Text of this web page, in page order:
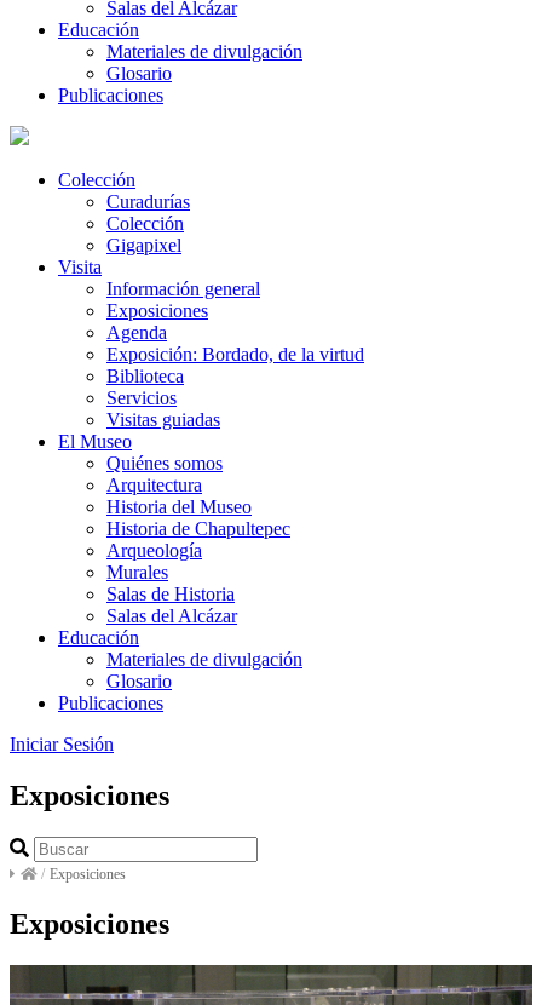
Salas del Alcázar
Educación
Materiales de divulgación
Glosario
Publicaciones
Colección
Curadurías
Colección
Gigapixel
Visita
Información general
Exposiciones
Agenda
Exposición: Bordado, de la virtud
Biblioteca
Servicios
Visitas guiadas
El Museo
Quiénes somos
Arquitectura
Historia del Museo
Historia de Chapultepec
Arqueología
Murales
Salas de Historia
Salas del Alcázar
Educación
Materiales de divulgación
Glosario
Publicaciones
Iniciar Sesión
Exposiciones
/ Exposiciones
Exposiciones